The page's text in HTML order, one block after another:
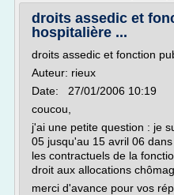
droits assedic et
hospitalière ...
droits assedic et fonction
Auteur: rieux
Date: 27/01/2006 10:19
coucou,
j'ai une petite question : je
05 jusqu'au 15 avril 06
les contractuels de la
droit aux allocations
merci d'avance pour vos